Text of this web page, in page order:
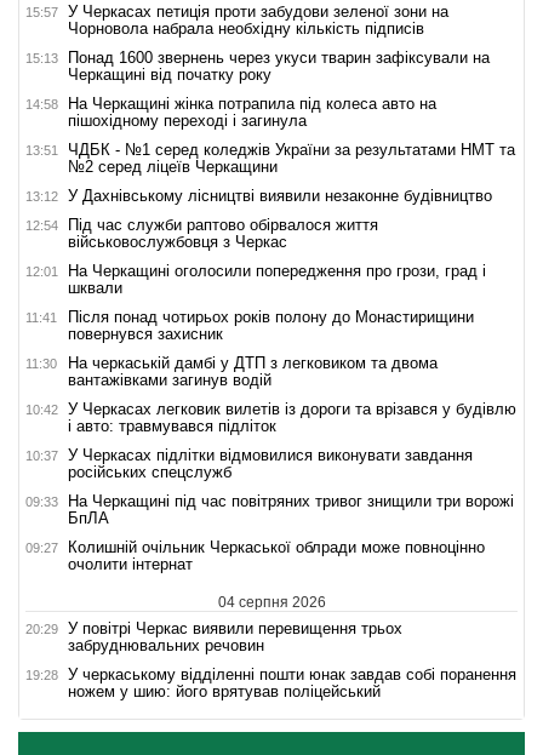
15:57
У Черкасах петиція проти забудови зеленої зони на
Чорновола набрала необхідну кількість підписів
15:13
Понад 1600 звернень через укуси тварин зафіксували на
Черкащині від початку року
14:58
На Черкащині жінка потрапила під колеса авто на
пішохідному переході і загинула
13:51
ЧДБК - №1 серед коледжів України за результатами НМТ та
№2 серед ліцеїв Черкащини
13:12 У Дахнівському лісництві виявили незаконне будівництво
12:54
Під час служби раптово обірвалося життя
військовослужбовця з Черкас
12:01
На Черкащині оголосили попередження про грози, град і
шквали
11:41
Після понад чотирьох років полону до Монастирищини
повернувся захисник
11:30
На черкаській дамбі у ДТП з легковиком та двома
вантажівками загинув водій
10:42
У Черкасах легковик вилетів із дороги та врізався у будівлю
і авто: травмувався підліток
10:37
У Черкасах підлітки відмовилися виконувати завдання
російських спецслужб
09:33
На Черкащині під час повітряних тривог знищили три ворожі
БпЛА
09:27
Колишній очільник Черкаської облради може повноцінно
очолити інтернат
04 серпня 2026
20:29
У повітрі Черкас виявили перевищення трьох
забруднювальних речовин
19:28
У черкаському відділенні пошти юнак завдав собі поранення
ножем у шию: його врятував поліцейський